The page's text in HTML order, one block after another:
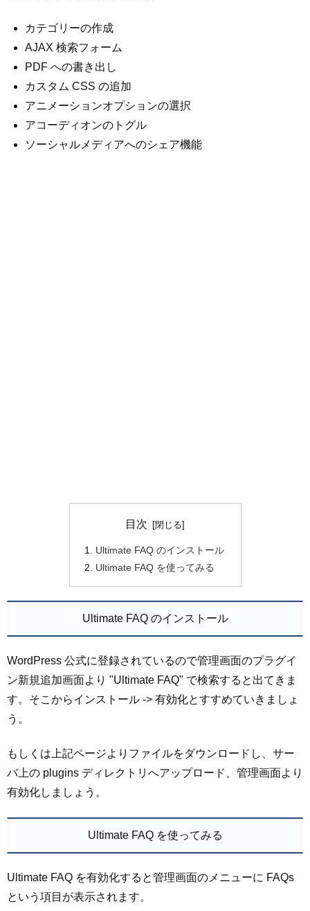
カテゴリーの作成
AJAX 検索フォーム
PDF への書き出し
カスタム CSS の追加
アニメーションオプションの選択
アコーディオンのトグル
ソーシャルメディアへのシェア機能
目次
Ultimate FAQ のインストール
Ultimate FAQ を使ってみる
Ultimate FAQ のインストール
WordPress 公式に登録されているので管理画面のプラグイ
ン新規追加画面より "Ultimate FAQ" で検索すると出てきま
す。そこからインストール -> 有効化とすすめていきましょ
う。
もしくは上記ページよりファイルをダウンロードし、サー
バ上の plugins ディレクトリへアップロード、管理画面より
有効化しましょう。
Ultimate FAQ を使ってみる
Ultimate FAQ を有効化すると管理画面のメニューに FAQs
という項目が表示されます。